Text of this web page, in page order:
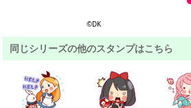
©DK
同じシリーズの他のスタンプはこちら